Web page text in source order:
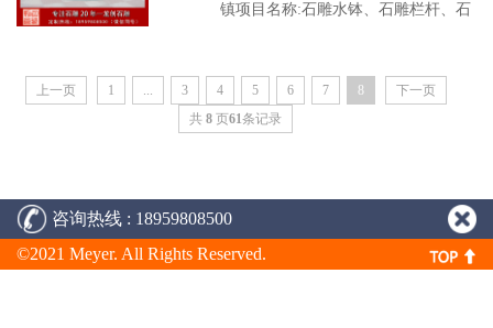
镇项目名称:石雕水钵、石雕栏杆、石
上一页 1 ... 3 4 5 6 7 8
下一页
共 8 页61条记录
咨询热线 : 18959808500
©2021 Meyer. All Rights Reserved.